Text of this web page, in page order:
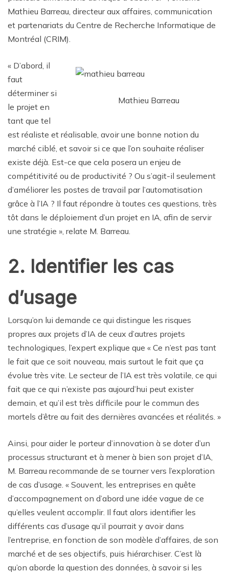
Mathieu Barreau, directeur aux affaires, communication
et partenariats du Centre de Recherche Informatique de
Montréal (CRIM).
Mathieu Barreau
« D’abord, il
faut
déterminer si
le projet en
tant que tel
est réaliste et réalisable, avoir une bonne notion du
marché ciblé, et savoir si ce que l’on souhaite réaliser
existe déjà. Est-ce que cela posera un enjeu de
compétitivité ou de productivité ? Ou s’agit-il seulement
d’améliorer les postes de travail par l’automatisation
grâce à l’IA ? Il faut répondre à toutes ces questions, très
tôt dans le déploiement d’un projet en IA, afin de servir
une stratégie », relate M. Barreau.
2. Identifier les cas
d’usage
Lorsqu’on lui demande ce qui distingue les risques
propres aux projets d’IA de ceux d’autres projets
technologiques, l’expert explique que « Ce n’est pas tant
le fait que ce soit nouveau, mais surtout le fait que ça
évolue très vite. Le secteur de l’IA est très volatile, ce qui
fait que ce qui n’existe pas aujourd’hui peut exister
demain, et qu’il est très difficile pour le commun des
mortels d’être au fait des dernières avancées et réalités. »
Ainsi, pour aider le porteur d’innovation à se doter d’un
processus structurant et à mener à bien son projet d’IA,
M. Barreau recommande de se tourner vers l’exploration
de cas d’usage. « Souvent, les entreprises en quête
d’accompagnement on d’abord une idée vague de ce
qu’elles veulent accomplir. Il faut alors identifier les
différents cas d’usage qu’il pourrait y avoir dans
l’entreprise, en fonction de son modèle d’affaires, de son
marché et de ses objectifs, puis hiérarchiser. C’est là
qu’on aborde la question des données, à savoir si les